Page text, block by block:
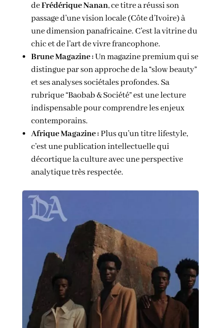
deFrédérique Nanan, ce titre a réussi son
passage d’une vision locale (Côte d’Ivoire) à
une dimension panafricaine. C’est la vitrine du
chic et de l’art de vivre francophone.
Brune Magazine :Un magazine premium qui se
distingue par son approche de la “slow beauty”
et ses analyses sociétales profondes. Sa
rubrique “Baobab & Société” est une lecture
indispensable pour comprendre les enjeux
contemporains.
Afrique Magazine :Plus qu’un titre lifestyle,
c’est une publication intellectuelle qui
décortique la culture avec une perspective
analytique très respectée.